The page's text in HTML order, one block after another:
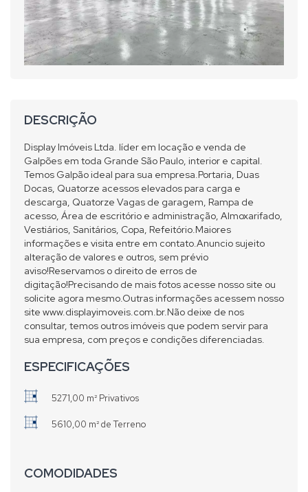
DESCRIÇÃO
Display Imóveis Ltda. líder em locação e venda de
Galpões em toda Grande São Paulo, interior e capital.
Temos Galpão ideal para sua empresa.Portaria, Duas
Docas, Quatorze acessos elevados para carga e
descarga, Quatorze Vagas de garagem, Rampa de
acesso, Área de escritório e administração, Almoxarifado,
Vestiários, Sanitários, Copa, Refeitório.Maiores
informações e visita entre em contato.Anuncio sujeito
alteração de valores e outros, sem prévio
aviso!Reservamos o direito de erros de
digitação!Precisando de mais fotos acesse nosso site ou
solicite agora mesmo.Outras informações acessem nosso
site www.displayimoveis.com.br.Não deixe de nos
consultar, temos outros imóveis que podem servir para
sua empresa, com preços e condições diferenciadas.
ESPECIFICAÇÕES
5271,00 m² Privativos
5610,00 m² de Terreno
COMODIDADES